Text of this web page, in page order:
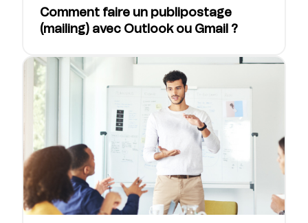
Comment faire un publipostage
(mailing) avec Outlook ou Gmail ?